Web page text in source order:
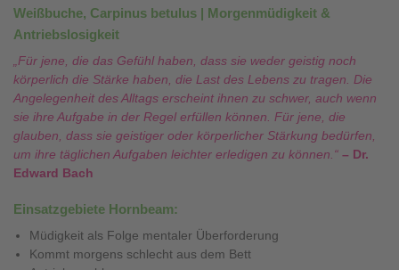
Weißbuche, Carpinus betulus | Morgenmüdigkeit &
Antriebslosigkeit
„Für jene, die das Gefühl haben, dass sie weder geistig noch
körperlich die Stärke haben, die Last des Lebens zu tragen. Die
Angelegenheit des Alltags erscheint ihnen zu schwer, auch wenn
sie ihre Aufgabe in der Regel erfüllen können. Für jene, die
glauben, dass sie geistiger oder körperlicher Stärkung bedürfen,
um ihre täglichen Aufgaben leichter erledigen zu können.“ – Dr.
Edward Bach
Einsatzgebiete Hornbeam:
Müdigkeit als Folge mentaler Überforderung
Kommt morgens schlecht aus dem Bett